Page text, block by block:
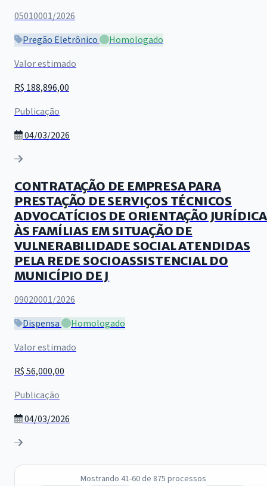
05010001/2026
Pregão Eletrônico
Homologado
Valor estimado
R$ 188,896,00
Publicação
04/03/2026
CONTRATAÇÃO DE EMPRESA PARA
PRESTAÇÃO DE SERVIÇOS TÉCNICOS
ADVOCATÍCIOS DE ORIENTAÇÃO JURÍDICA
ÀS FAMÍLIAS EM SITUAÇÃO DE
VULNERABILIDADE SOCIAL ATENDIDAS
PELA REDE SOCIOASSISTENCIAL DO
MUNICÍPIO DE J
09020001/2026
Dispensa
Homologado
Valor estimado
R$ 56,000,00
Publicação
04/03/2026
Mostrando 41-60 de 875 processos